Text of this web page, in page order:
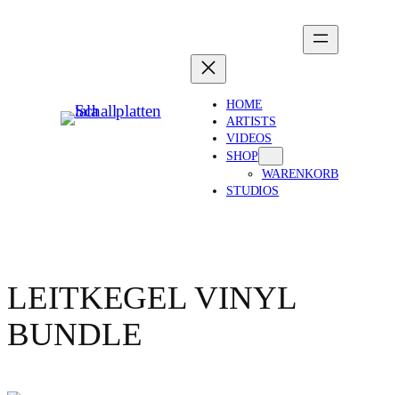
HOME
ARTISTS
VIDEOS
SHOP
WARENKORB
STUDIOS
LEITKEGEL VINYL
BUNDLE